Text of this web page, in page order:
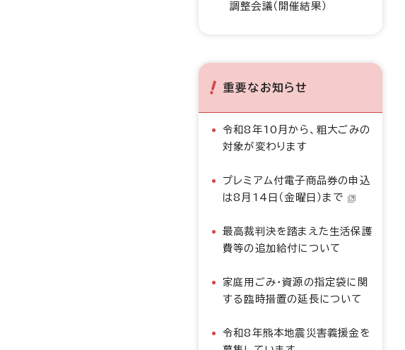
調整会議（開催結果）
重要なお知らせ
令和8年10月から、粗大ごみの
対象が変わります
プレミアム付電子商品券の申込
は8月14日（金曜日）まで
最高裁判決を踏まえた生活保護
費等の追加給付について
家庭用ごみ・資源の指定袋に関
する臨時措置の延長について
令和8年熊本地震災害義援金を